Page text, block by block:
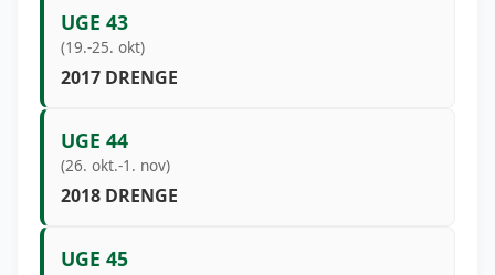
UGE 43
(19.-25. okt)
2017 DRENGE
UGE 44
(26. okt.-1. nov)
2018 DRENGE
UGE 45